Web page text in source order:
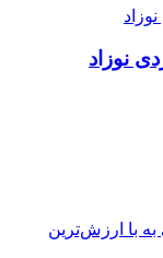
نوزاد